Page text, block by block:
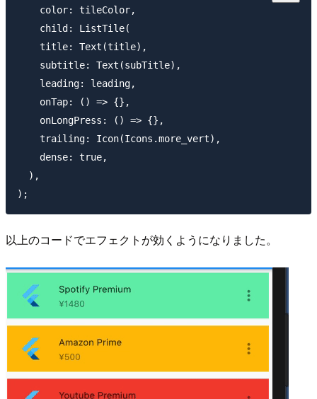
    color: tileColor,
    child: ListTile(
    title: Text(title),
    subtitle: Text(subTitle),
    leading: leading,
    onTap: () => {},
    onLongPress: () => {},
    trailing: Icon(Icons.more_vert),
    dense: true,
  ),
以上のコードでエフェクトが効くようになりました。